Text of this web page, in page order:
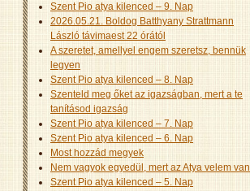
Szent Pio atya kilenced – 9. Nap
2026.05.21. Boldog Batthyany Strattmann
László távimaest 22 órától
A szeretet, amellyel engem szeretsz, bennük
legyen
Szent Pio atya kilenced – 8. Nap
Szenteld meg őket az igazságban, mert a te
tanításod igazság
Szent Pio atya kilenced – 7. Nap
Szent Pio atya kilenced – 6. Nap
Most hozzád megyek
Nem vagyok egyedül, mert az Atya velem van
Szent Pio atya kilenced – 5. Nap